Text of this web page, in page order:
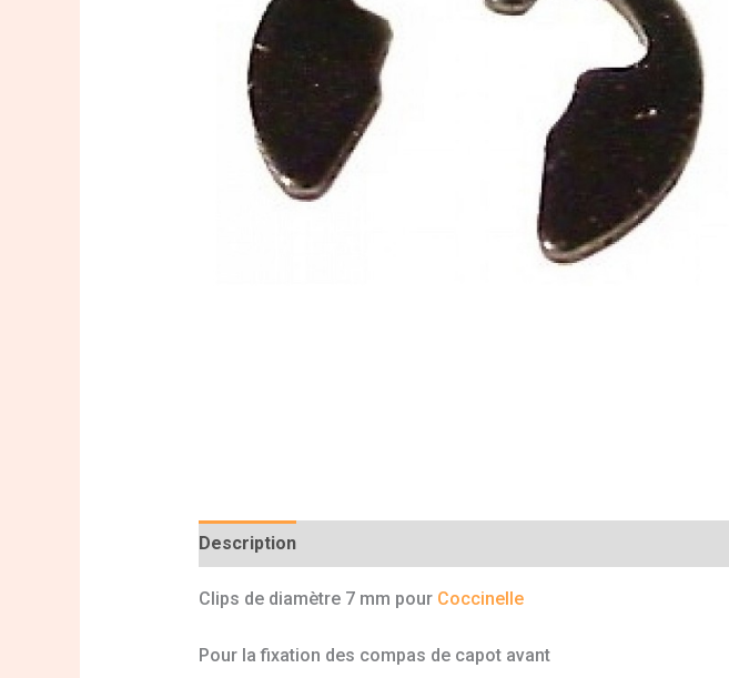
Description
Clips de diamètre 7 mm pour Coccinelle
Pour la fixation des compas de capot avant